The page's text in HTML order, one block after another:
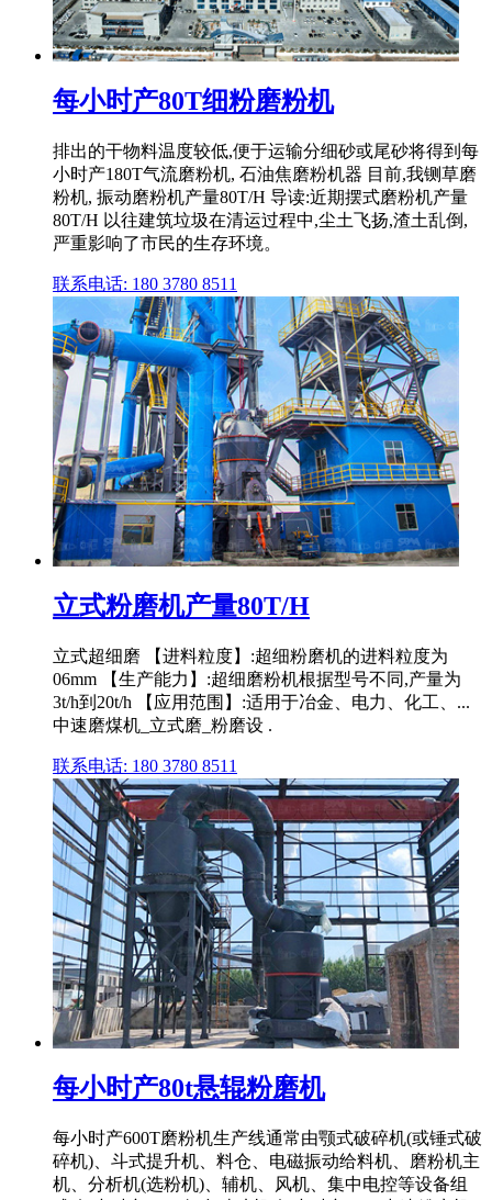
每小时产80T细粉磨粉机
排出的干物料温度较低,便于运输分细砂或尾砂将得到每
小时产180T气流磨粉机, 石油焦磨粉机器 目前,我铡草磨
粉机, 振动磨粉机产量80T/H 导读:近期摆式磨粉机产量
80T/H 以往建筑垃圾在清运过程中,尘土飞扬,渣土乱倒,
严重影响了市民的生存环境。
联系电话: 180 3780 8511
立式粉磨机产量80T/H
立式超细磨 【进料粒度】:超细粉磨机的进料粒度为
06mm 【生产能力】:超细磨粉机根据型号不同,产量为
3t/h到20t/h 【应用范围】:适用于冶金、电力、化工、...
中速磨煤机_立式磨_粉磨设 .
联系电话: 180 3780 8511
每小时产80t悬辊粉磨机
每小时产600T磨粉机生产线通常由颚式破碎机(或锤式破
碎机)、斗式提升机、料仓、电磁振动给料机、磨粉机主
机、分析机(选粉机)、辅机、风机、集中电控等设备组